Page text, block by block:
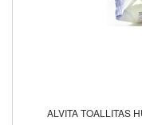
ALVITA TOALLITAS